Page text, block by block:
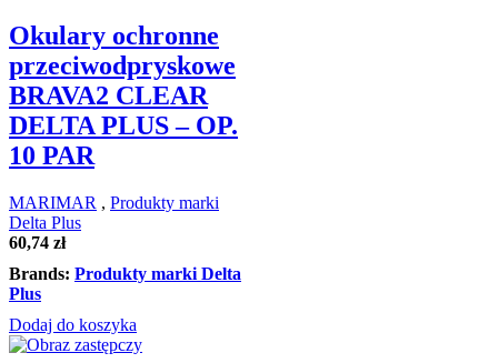
Okulary ochronne
przeciwodpryskowe
BRAVA2 CLEAR
DELTA PLUS – OP.
10 PAR
MARIMAR , Produkty marki
Delta Plus
60,74 zł
Brands: Produkty marki Delta
Plus
Dodaj do koszyka